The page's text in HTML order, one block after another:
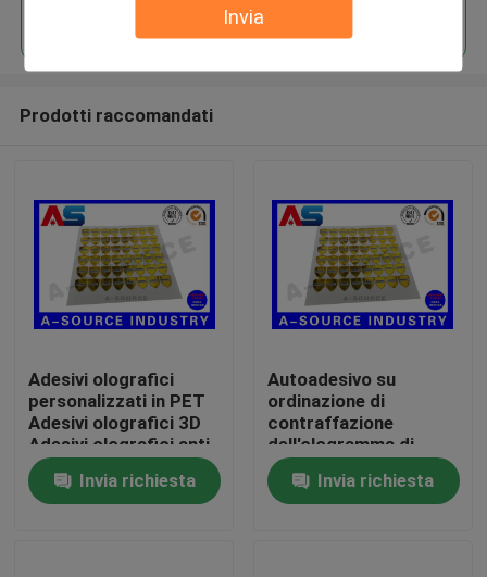
Invia
Casa
Prodotti
Prodotti raccomandati
Adesivi olografici
personalizzati in PET
Adesivi olografici 3D
Adesivi olografici anti-
falsificazione
Invia richiesta
Autoadesivo su
ordinazione di
contraffazione
dell'ologramma di
sicurezza dell'oro anti
con il numero di
serie/sovrapposizione
Invia richiesta